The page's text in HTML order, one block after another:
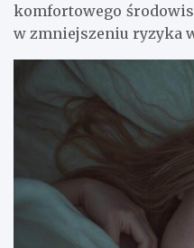
komfortowego
w zmniejszeniu ryzyka